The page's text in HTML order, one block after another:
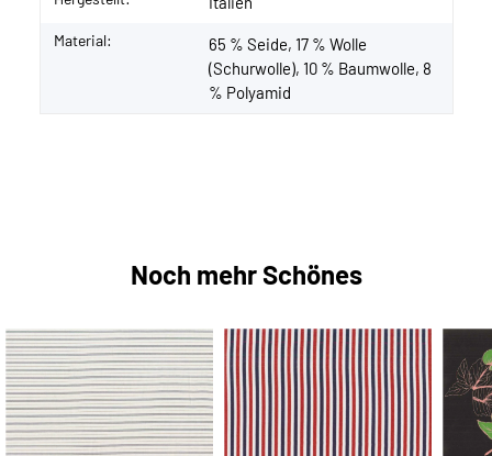
Material:
65 % Seide, 17 % Wolle
(Schurwolle), 10 % Baumwolle, 8
% Polyamid
Noch mehr Schönes